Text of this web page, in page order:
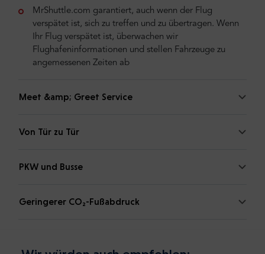
MrShuttle.com garantiert, auch wenn der Flug
verspätet ist, sich zu treffen und zu übertragen. Wenn
Ihr Flug verspätet ist, überwachen wir
Flughafeninformationen und stellen Fahrzeuge zu
angemessenen Zeiten ab
Meet &amp; Greet Service
Von Tür zu Tür
PKW und Busse
Geringerer CO₂-Fußabdruck